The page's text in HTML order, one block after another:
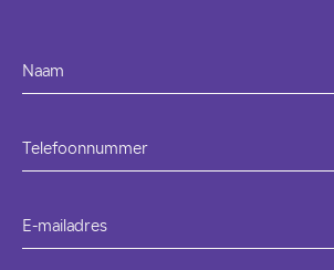
Naam
Telefoonnummer
E-mailadres